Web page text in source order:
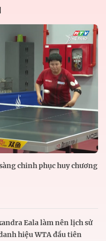
chinh phục huy chương
Eala làm nên lịch sử
hiệu WTA đầu tiên